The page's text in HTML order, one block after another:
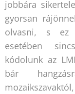
jobbára
gyorsan
olvasni, s ez
esetében
kódolunk az
bár